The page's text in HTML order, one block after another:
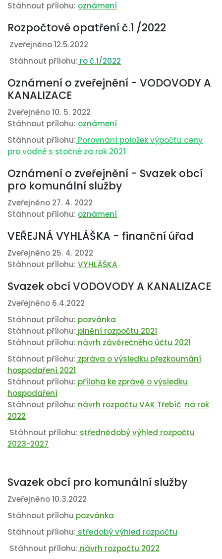
Stáhnout přílohu: oznámení
Rozpočtové opatření č.1 /2022
Zveřejněno 12.5.2022
Stáhnout přílohu: ro č.1/2022
Oznámení o zveřejnění - VODOVODY A
KANALIZACE
Zveřejněno 10. 5. 2022
Stáhnout přílohu: oznámení
Stáhnout přílohu: Porovnání položek výpočtu ceny
pro vodné s stočné za rok 2021
Oznámení o zveřejnění - Svazek obcí
pro komunální služby
Zveřejněno 27. 4. 2022
Stáhnout přílohu: oznámení
VEŘEJNÁ VYHLÁŠKA - finanční úřad
Zveřejněno 25. 4. 2022
Stáhnout přílohu: VYHLÁŠKA
Svazek obcí VODOVODY A KANALIZACE
Zveřejněno 6.4.2022
Stáhnout přílohu: pozvánka
Stáhnout přílohu: plnění rozpočtu 2021
Stáhnout přílohu: návrh závěrečného účtu 2021
Stáhnout přílohu: zpráva o výsledku přezkoumání
hospodaření 2021
Stáhnout přílohu: příloha ke zprávě o výsledku
hospodaření
Stáhnout přílohu: návrh rozpočtu VAK Třebíč na rok
2022
Stáhnout přílohu: střednědobý výhled rozpočtu
2023-2027
Svazek obcí pro komunální služby
Zveřejněno 10.3.2022
Stáhnout přílohu pozvánka
Stáhnout přílohu: středobý výhled rozpočtu
Stáhnout přílohu: návrh rozpočtu 2022